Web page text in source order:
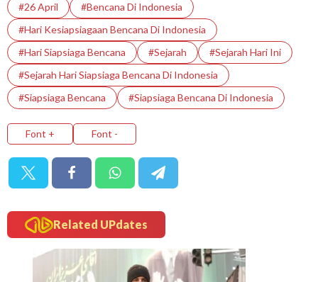
#26 April
#Bencana Di Indonesia
#Hari Kesiapsiagaan Bencana Di Indonesia
#Hari Siapsiaga Bencana
#Sejarah
#Sejarah Hari Ini
#Sejarah Hari Siapsiaga Bencana Di Indonesia
#Siapsiaga Bencana
#Siapsiaga Bencana Di Indonesia
Font + Font -
Related UPdates